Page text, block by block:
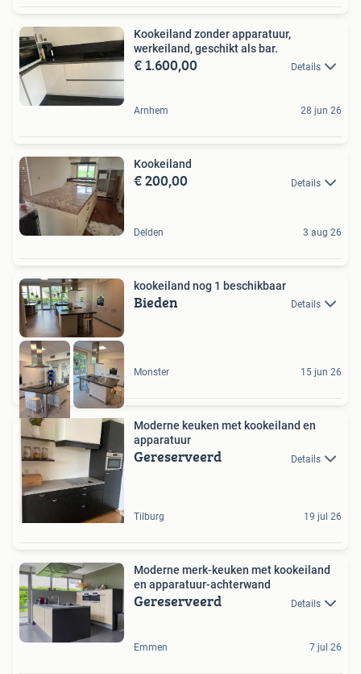
Kookeiland zonder apparatuur,
werkeiland, geschikt als bar.
€ 1.600,00 Details
Arnhem 28 jun 26
Kookeiland
€ 200,00 Details
Delden 3 aug 26
kookeiland nog 1 beschikbaar
Bieden Details
Monster 15 jun 26
Moderne keuken met kookeiland en
apparatuur
Gereserveerd Details
Tilburg 19 jul 26
Moderne merk-keuken met kookeiland
en apparatuur-achterwand
Gereserveerd Details
Emmen 7 jul 26